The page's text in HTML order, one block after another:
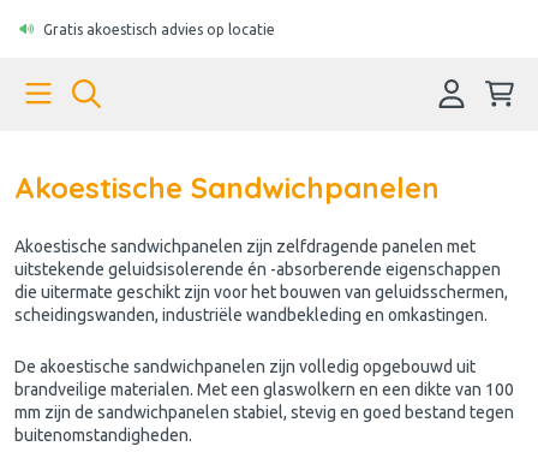
Gratis akoestisch advies op locatie
Akoestische Sandwichpanelen
Akoestische sandwichpanelen zijn zelfdragende panelen met
uitstekende geluidsisolerende én -absorberende eigenschappen
die uitermate geschikt zijn voor het bouwen van geluidsschermen,
scheidingswanden, industriële wandbekleding en omkastingen.
De akoestische sandwichpanelen zijn volledig opgebouwd uit
brandveilige materialen. Met een glaswolkern en een dikte van 100
mm zijn de sandwichpanelen stabiel, stevig en goed bestand tegen
buitenomstandigheden.